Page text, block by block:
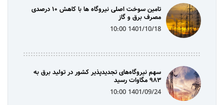
تامین سوخت اصلی نیروگاه ها با کاهش ۱۰ درصدی
مصرف برق و گاز
1401/10/18 10:00
سهم نیروگاه‌های تجدیدپذیر کشور در تولید برق به
۹۸۳ مگاوات رسید
1401/09/24 10:00